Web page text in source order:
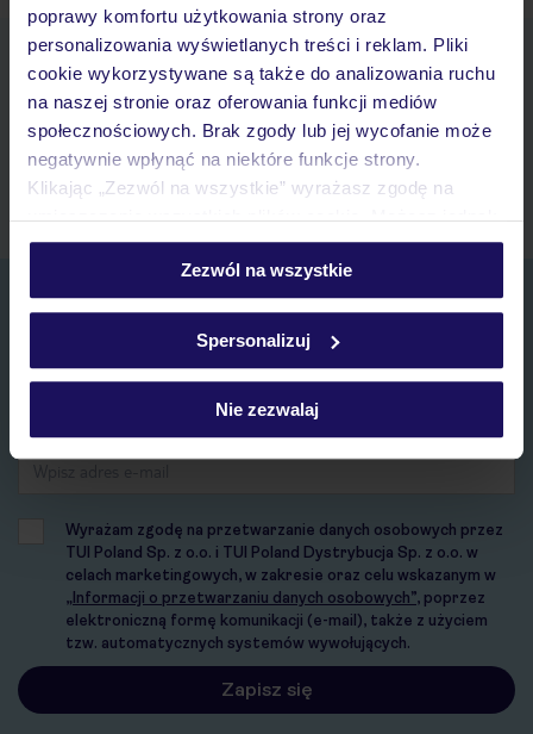
poprawy komfortu użytkowania strony oraz
personalizowania wyświetlanych treści i reklam. Pliki
cookie wykorzystywane są także do analizowania ruchu
na naszej stronie oraz oferowania funkcji mediów
społecznościowych. Brak zgody lub jej wycofanie może
negatywnie wpłynąć na niektóre funkcje strony.
Klikając „Zezwól na wszystkie” wyrażasz zgodę na
umieszczenie wszystkich plików cookie. Możesz jednak
personalizować swój wybór wchodząc w zakładkę
Szczegółowe informacje o plikach cookie znajdziesz
polityce plików cookies oraz polityce prywatności
Zezwól na wszystkie
Spersonalizuj
Nie zezwalaj
Pobierz bezpłatną aplikację TUI
Szybkie wyszukiwanie i przeglądanie ofert
Lista ulubionych ofert i możliwość ich udostępniania
Historia wyszukiwań i ostatnio oglądanych ofert
Kontakt z TUI i wszystkie informacje o Twojej rezerwacji w myTUI
Zapisz się do newslettera
Wyrażam zgodę na przetwarzanie danych osobowych przez
TUI Poland Sp. z o.o. i TUI Poland Dystrybucja Sp. z o.o. w
celach marketingowych, w zakresie oraz celu wskazanym w
„Informacji o przetwarzaniu danych osobowych”, poprzez
elektroniczną formę komunikacji (e-mail), także z użyciem
tzw. automatycznych systemów wywołujących.